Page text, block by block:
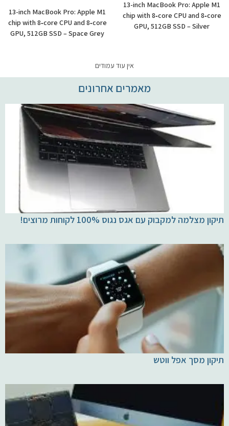
13-inch MacBook Pro: Apple M1
chip with 8‑core CPU and 8‑core
GPU, 512GB SSD – Silver
13-inch MacBook Pro: Apple M1
chip with 8‑core CPU and 8‑core
GPU, 512GB SSD – Space Grey
אין עוד עמודים
מאמרים אחרונים
תיקון מצלמה למקבוק עם אגס נגוס 100% לקוחות מרוצים!
תיקון מסך אפל ווטש